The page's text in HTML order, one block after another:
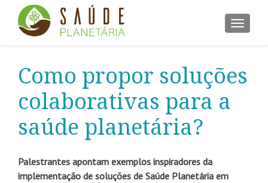
Como propor soluções
colaborativas para a
saúde planetária?
Palestrantes apontam exemplos inspiradores da
implementação de soluções de Saúde Planetária em